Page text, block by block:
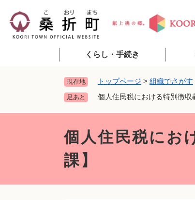
くらし・手続き
現在地 トップページ > 組織でさがす
足あと 個人住民税における特別徴収
個人住民税にお
課】